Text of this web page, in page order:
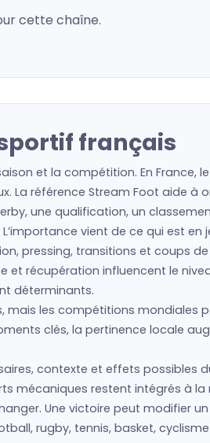
cette chaîne.
français
et la compétition. En
La référence Stream Foot aide
une qualification, un
vient de ce qui est en
pressing, transitions et coups
récupération influencent le
déterminants.
les compétitions mondiales
clés, la pertinence locale
contexte et effets possibles
mécaniques restent intégrés à
Une victoire peut modifier
rugby, tennis, basket,